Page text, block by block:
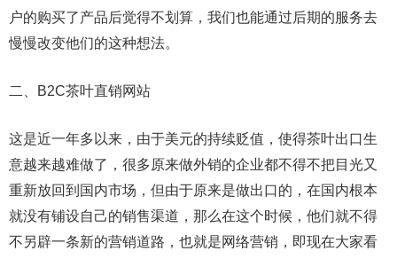
户的购买了产品后觉得不划算，我们也能通过后期的服务去
慢慢改变他们的这种想法。
二、B2C茶叶直销网站
这是近一年多以来，由于美元的持续贬值，使得茶叶出口生
意越来越难做了，很多原来做外销的企业都不得不把目光又
重新放回到国内市场，但由于原来是做出口的，在国内根本
就没有铺设自己的销售渠道，那么在这个时候，他们就不得
不另辟一条新的营销道路，也就是网络营销，即现在大家看